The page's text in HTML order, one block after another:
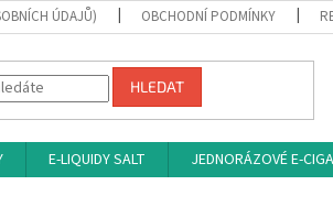
ÚDAJŮ) OBCHODNÍ PODMÍNKY
HLEDAT
E-LIQUIDY SALT JEDNORÁZOVÉ E-